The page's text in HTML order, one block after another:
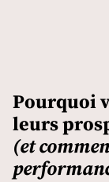
Pourquoi
leurs
(et